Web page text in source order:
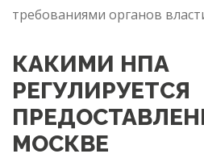
требованиями органов
КАКИМИ НПА
РЕГУЛИРУЕТСЯ
МОСКВЕ